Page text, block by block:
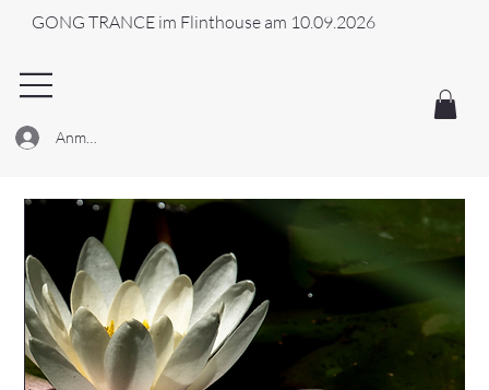
GONG TRANCE im Flinthouse am 10.09.2026
Anmelden